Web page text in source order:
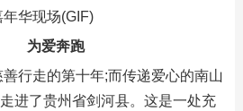
年华现场(GIF)
为爱奔跑
行走的第十年;而传递爱心的南山
进了贵州省剑河县。这是一处充